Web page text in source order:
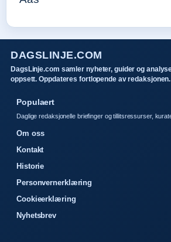
DAGSLINJE.COM
DagsLinje.com samler nyheter, guider og
oppsett. Oppdateres fortlopende av redaksjonen.
Populaert
Daglige redaksjonelle briefinger og tillitsressurser,
Om oss
Kontakt
Historie
Personvernerklæring
Cookieerklæring
Nyhetsbrev